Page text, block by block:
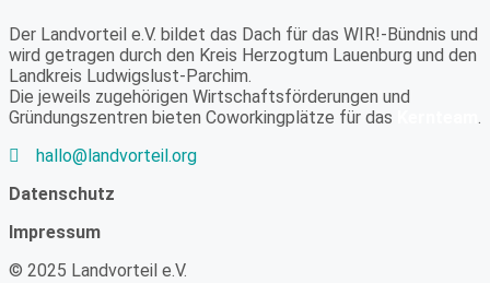
Der Landvorteil e.V. bildet das Dach für das WIR!-Bündnis und
wird getragen durch den Kreis Herzogtum Lauenburg und den
Landkreis Ludwigslust-Parchim.
Die jeweils zugehörigen Wirtschaftsförderungen und
Gründungszentren bieten Coworkingplätze für das
.
hallo@landvorteil.org
Datenschutz
Impressum
© 2025 Landvorteil e.V.